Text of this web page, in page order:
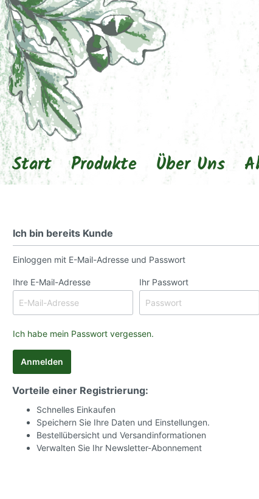
Start Produkte Über Uns
Ich bin bereits Kunde
Einloggen mit E-Mail-Adresse und Passwort
Ihre E-Mail-Adresse Ihr Passwort
Ich habe mein Passwort vergessen.
Anmelden
Vorteile einer Registrierung:
Schnelles Einkaufen
Speichern Sie Ihre Daten und Einstellungen.
Bestellübersicht und Versandinformationen
Verwalten Sie Ihr Newsletter-Abonnement